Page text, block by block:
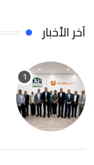
آخر الأخبار